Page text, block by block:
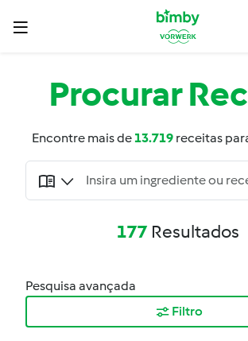
Procurar
Encontre mais de13.719 receitas
177 Resultados
Pesquisa avançada
Filtro